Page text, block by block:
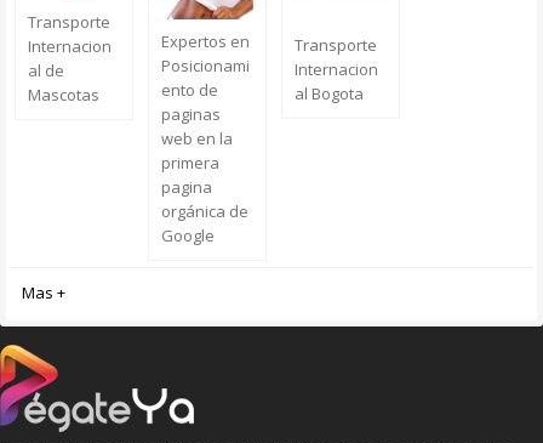
Transporte
Internacion
al de
Mascotas
Expertos en
Posicionami
ento de
paginas
web en la
primera
pagina
orgánica de
Google
Transporte
Internacion
al Bogota
Mas +